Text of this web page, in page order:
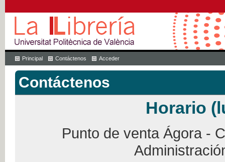
Principal Contáctenos Acceder
Contáctenos
Horario
Punto de venta Ágora -